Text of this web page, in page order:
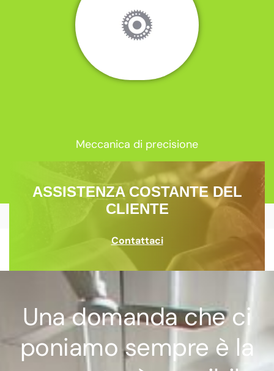
Meccanica di precisione
ASSISTENZA COSTANTE DEL
CLIENTE
Contattaci
Una domanda che ci
poniamo sempre è la